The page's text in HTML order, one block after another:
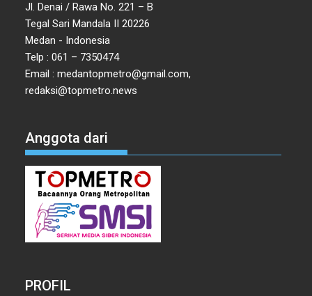
Jl. Denai / Rawa No. 221 – B
Tegal Sari Mandala II 20226
Medan - Indonesia
Telp : 061 – 7350474
Email : medantopmetro@gmail.com,
redaksi@topmetro.news
Anggota dari
PROFIL